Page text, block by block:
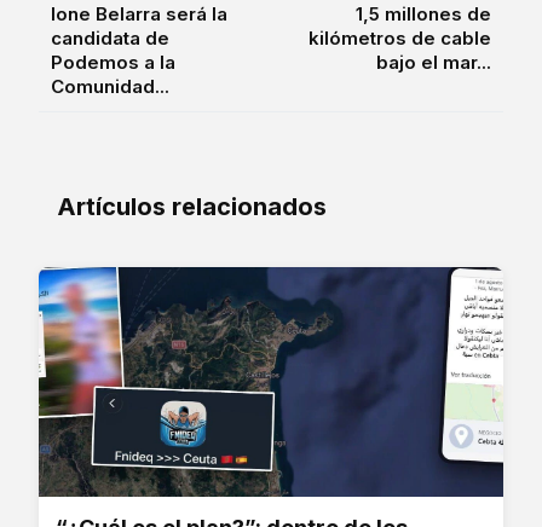
Ione Belarra será la
candidata de
Podemos a la
Comunidad...
1,5 millones de
kilómetros de cable
bajo el mar...
Artículos relacionados